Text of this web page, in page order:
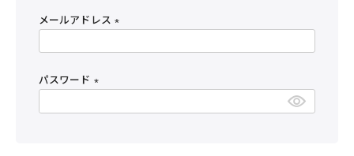
メールアドレス
パスワード